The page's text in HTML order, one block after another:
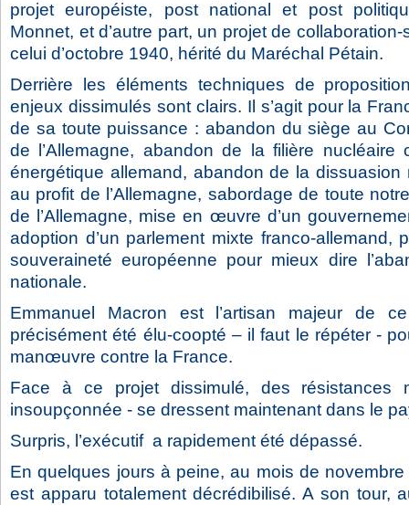
projet européiste, post national et post
Monnet, et d’autre part, un projet de
celui d’octobre 1940, hérité du Maréchal Pétain.
Derrière les éléments techniques de
enjeux dissimulés sont clairs. Il s’agit pour la
de sa toute puissance : abandon du siège au
de l’Allemagne, abandon de la filière
énergétique allemand, abandon de la dissuasion
au profit de l’Allemagne, sabordage de toute
de l’Allemagne, mise en œuvre d’un
adoption d’un parlement mixte franco-allemand,
souveraineté européenne pour mieux dire
nationale.
Emmanuel Macron est l’artisan majeur de
précisément été élu-coopté – il faut le répéter -
manœuvre contre la France.
Face à ce projet dissimulé, des résistances
insoupçonnée - se dressent maintenant dans le
Surpris, l’exécutif a rapidement été dépassé.
En quelques jours à peine, au mois de
est apparu totalement décrédibilisé. A son tour,